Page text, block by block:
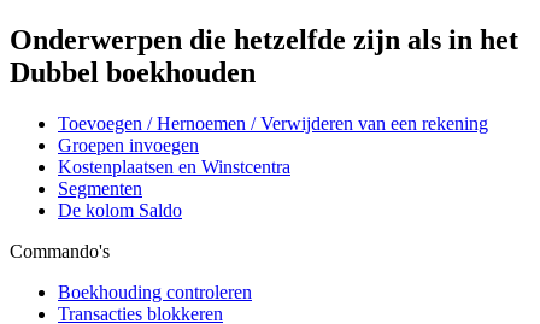
Onderwerpen die hetzelfde zijn als in het
Dubbel boekhouden
Toevoegen / Hernoemen / Verwijderen van een rekening
Groepen invoegen
Kostenplaatsen en Winstcentra
Segmenten
De kolom Saldo
Commando's
Boekhouding controleren
Transacties blokkeren